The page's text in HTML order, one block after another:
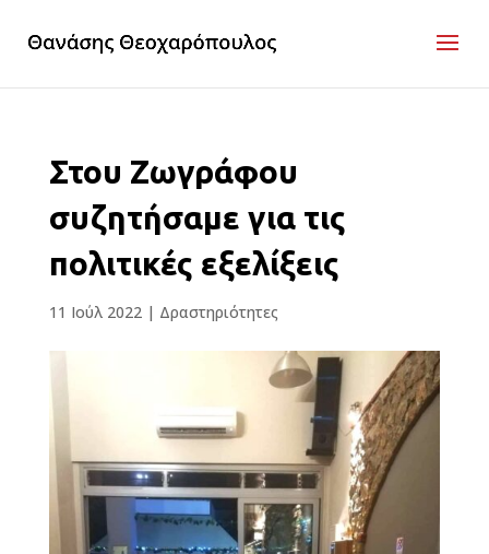
Στου Ζωγράφου
συζητήσαμε για τις
πολιτικές εξελίξεις
11 Ιούλ 2022| Δραστηριότητες